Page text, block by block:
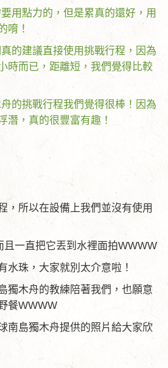
用點力的，但是累真的還好，用
唷！
建議直接使用挑戰行程，因為
時而已，距離短，我們覺得比較
挑戰行程我們覺得很棒！因為
潛，真的很豐富有趣！
，所以在設備上我們並沒有使用
且一直把它丟到水裡面拍WWWW
水珠，大家就別太介意啦！
獨木舟的教練陪著我們，也願意
餐WWWW
南島獨木舟提供的照片給大家欣